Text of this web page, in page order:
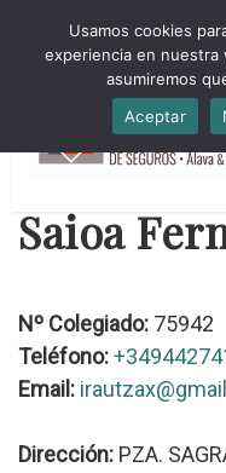
HORARIO INVIERNO Lun-
688.889.170
Saioa
Nº Colegiado: 75942
Teléfono:
Email:
Dirección: PZA.
Usamos cookies
experiencia en nuestra
asumiremos
Aceptar